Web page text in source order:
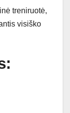
treniruotė,
visiško